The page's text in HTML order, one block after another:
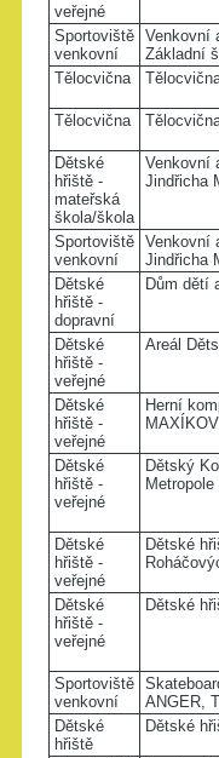
veřejné
Sportoviště
venkovní
Venkovní
Základní
Tělocvična
Tělocvična
Dětské
hřiště -
mateřská
škola/škola
Venkovní
Jindřicha
Sportoviště
venkovní
Venkovní
Jindřicha
Dětské
hřiště -
dopravní
Dům dětí
Dětské
hřiště -
veřejné
Areál
Dětské
hřiště -
veřejné
Herní
MAXÍKOV
Dětské
hřiště -
veřejné
Dětský
Dětské
hřiště -
veřejné
Dětské
Dětské
hřiště -
veřejné
Dětské
Sportoviště
venkovní
ANGER,
Dětské
hřiště
Dětské